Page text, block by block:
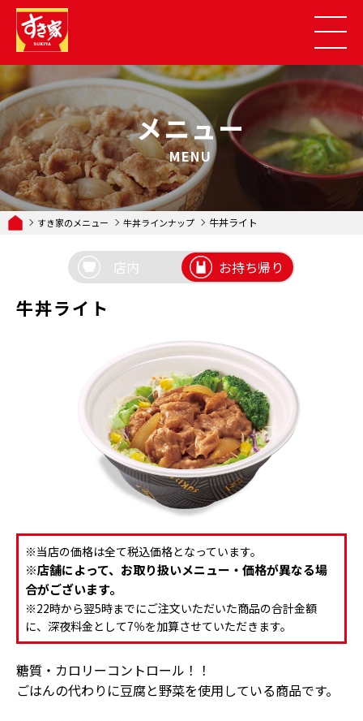
メニュー
MENU
すき家のメニュー 牛丼ラインナップ 牛丼ライト
店内 お持ち帰り
牛丼ライト
※当店の価格は全て税込価格となっています。
※店舗によって、お取り扱いメニュー・価格が異なる場
合がございます。
※22時から翌5時までにご注文いただいた商品の合計金額
に、深夜料金として7％を加算させていただきます。
糖質・カロリーコントロール！！
ごはんの代わりに豆腐と野菜を使用している商品です。